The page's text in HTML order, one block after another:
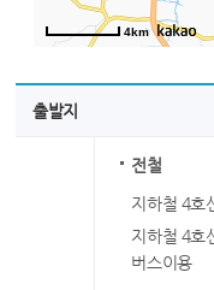
4km
출발지
전철
지하철 4호
지하철 4호
버스이용